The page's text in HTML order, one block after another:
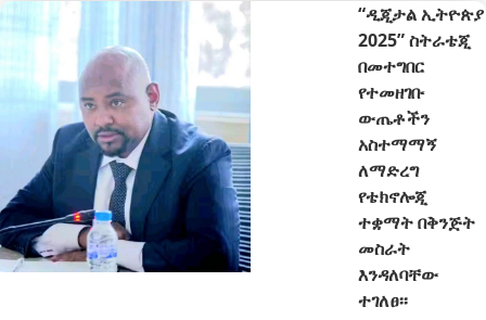
“ዲጂታል ኢትዮጵያ
2025” ስትራቴጂ
በመተግበር
የተመዘገቡ
ውጤቶችን
አስተማማኝ
ለማድረግ
የቴክኖሎጂ
ተቋማት በቅንጅት
መስራት
እንዳለባቸው
ተገለፀ፡፡